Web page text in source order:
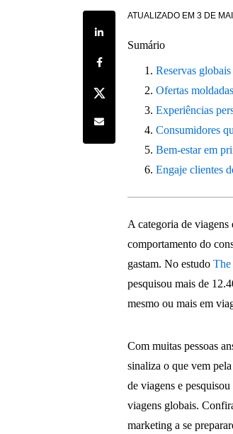
Share on LinkedIn
Share on Facebook
Share on Twitter
Share by e-mail
ATUALIZADO EM 3 DE
Sumário
Reservas
Ofertas
Experiências
Consumidores
Bem-estar em
Engaje clientes
A categoria de viagens
comportamento do
gastam. No estudoThe
pesquisou mais de
mesmo ou mais em
Com muitas pessoas
sinaliza o que vem
de viagens e
viagens globais.
marketing a se